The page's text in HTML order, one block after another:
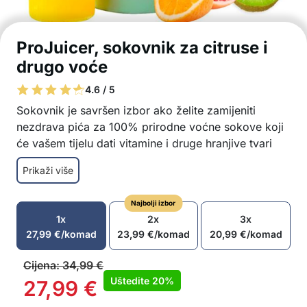
ProJuicer, sokovnik za citruse i
drugo voće
4.6 / 5
Sokovnik je savršen izbor ako želite zamijeniti
nezdrava pića za 100% prirodne voćne sokove koji
će vašem tijelu dati vitamine i druge hranjive tvari
koje su mu potrebne!
Jednostavni za pripremu 100% prirodni zdravi
Za sve vrste sočnog voća – lubenica, grejp,
dragon fruit, mango, grožđe, jabuke itd.
Potpuna konzumacija cijelog voća – ostaje samo
Maksimalna količina iscijeđenog soka
Brza i laka priprema
Prikaži više
1x
27,99 €/komad
Najbolji izbor
2x
23,99 €/komad
3x
20,99 €/komad
Cijena:34,99€
27,99 € Uštedite 20%